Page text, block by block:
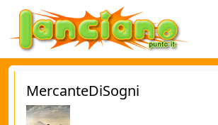
MercanteDiSogni